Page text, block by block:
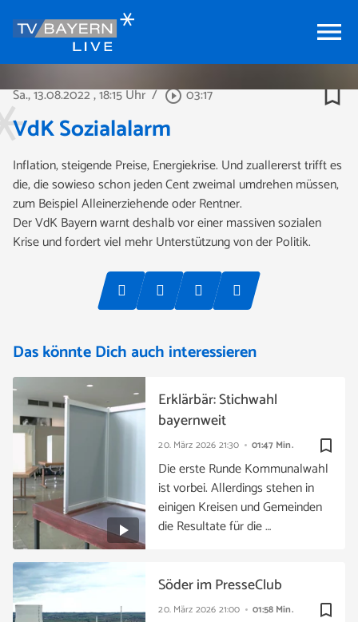
menu
Sa., 13.08.2022, 18:15 Uhr / play_circle_outline03:17 bookmark_border
VdK Sozialalarm
Inflation, steigende Preise, Energiekrise. Und zuallererst trifft es
die, die sowieso schon jeden Cent zweimal umdrehen müssen,
zum Beispiel Alleinerziehende oder Rentner.
Der VdK Bayern warnt deshalb vor einer massiven sozialen
Krise und fordert viel mehr Unterstützung von der Politik.
Das könnte Dich auch interessieren
bookmark_border
20. März 2026 21:30 01:47 Min.
Erklärbär: Stichwahl
bayernweit
Die erste Runde Kommunalwahl
ist vorbei. Allerdings stehen in
einigen Kreisen und Gemeinden
die Resultate für die …
bookmark_border
20. März 2026 21:00 01:58 Min.
Söder im PresseClub